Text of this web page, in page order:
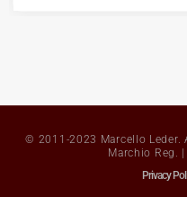
© 2011-2023 Marcello
Marchio Reg.
Privacy